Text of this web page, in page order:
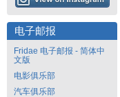
电子邮报
Fridae 电子邮报 - 简体中
文版
电影俱乐部
汽车俱乐部